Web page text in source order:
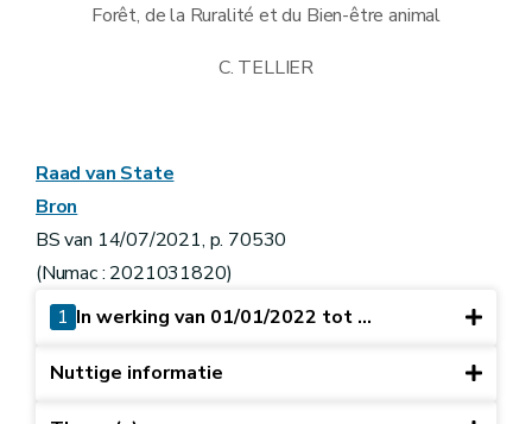
Forêt, de la Ruralité et du Bien-être animal
C. TELLIER
Raad van State
Bron
BS van 14/07/2021, p. 70530
(Numac : 2021031820)
1 In werking van 01/01/2022 tot ...
Nuttige informatie